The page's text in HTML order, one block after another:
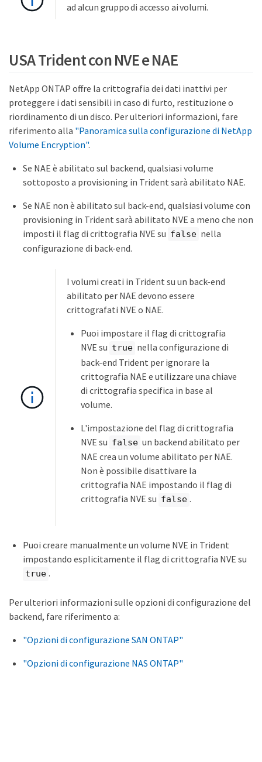
ad alcun gruppo di accesso ai volumi.
USA Trident con NVE e NAE
NetApp ONTAP offre la crittografia dei dati inattivi per
proteggere i dati sensibili in caso di furto, restituzione o
riordinamento di un disco. Per ulteriori informazioni, fare
riferimento alla "Panoramica sulla configurazione di NetApp
Volume Encryption".
Se NAE è abilitato sul backend, qualsiasi volume
sottoposto a provisioning in Trident sarà abilitato NAE.
Se NAE non è abilitato sul back-end, qualsiasi volume con
provisioning in Trident sarà abilitato NVE a meno che non
imposti il flag di crittografia NVE su false nella
configurazione di back-end.
I volumi creati in Trident su un back-end
abilitato per NAE devono essere
crittografati NVE o NAE.
Puoi impostare il flag di crittografia
NVE su true nella configurazione di
back-end Trident per ignorare la
crittografia NAE e utilizzare una chiave
di crittografia specifica in base al
volume.
L'impostazione del flag di crittografia
NVE su false un backend abilitato per
NAE crea un volume abilitato per NAE.
Non è possibile disattivare la
crittografia NAE impostando il flag di
crittografia NVE su false .
Puoi creare manualmente un volume NVE in Trident
impostando esplicitamente il flag di crittografia NVE su
true .
Per ulteriori informazioni sulle opzioni di configurazione del
backend, fare riferimento a:
"Opzioni di configurazione SAN ONTAP"
"Opzioni di configurazione NAS ONTAP"